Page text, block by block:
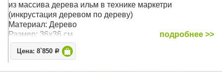
из массива дерева ильм в технике маркетри
(инкрустация деревом по дереву)
Материал: Дерево
Размер: 36х36 см
подробнее >>
Цена: 8`850 Р